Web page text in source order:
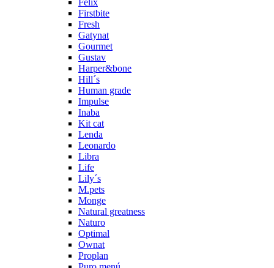
Felix
Firstbite
Fresh
Gatynat
Gourmet
Gustav
Harper&bone
Hill´s
Human grade
Impulse
Inaba
Kit cat
Lenda
Leonardo
Libra
Life
Lily´s
M.pets
Monge
Natural greatness
Naturo
Optimal
Ownat
Proplan